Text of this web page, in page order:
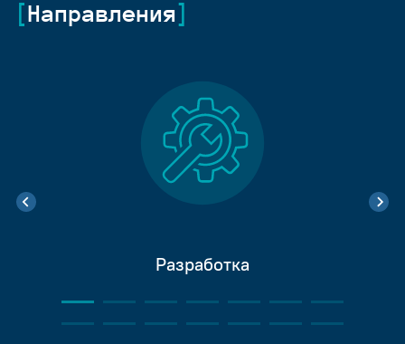
Направления
Разработка